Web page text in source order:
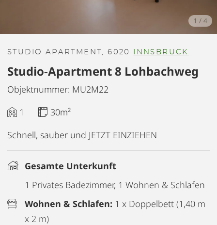
1 / 4
STUDIO APARTMENT, 6020 INNSBRUCK
Studio-Apartment 8 Lohbachweg
Objektnummer: MU2M22
1
30m²
Schnell, sauber und JETZT EINZIEHEN
Gesamte Unterkunft
1 Privates Badezimmer, 1 Wohnen & Schlafen
Wohnen & Schlafen: 1 x Doppelbett (1,40 m
x 2 m)